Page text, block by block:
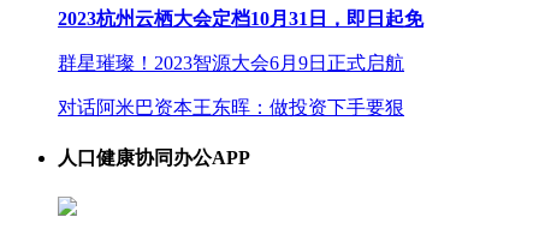
2023杭州云栖大会定档10月31日，即日起免
群星璀璨！2023智源大会6月9日正式启航
对话阿米巴资本王东晖：做投资下手要狠
人口健康协同办公APP